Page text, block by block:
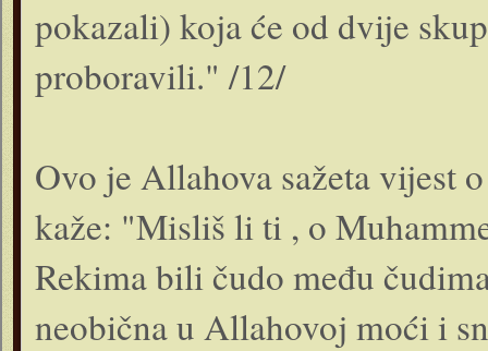
pokazali) koja će od dvije
proboravili." /12/
Ovo je Allahova sažeta vijest
kaže: "Misliš li ti , o
Rekima bili čudo među
neobična u Allahovoj moći i